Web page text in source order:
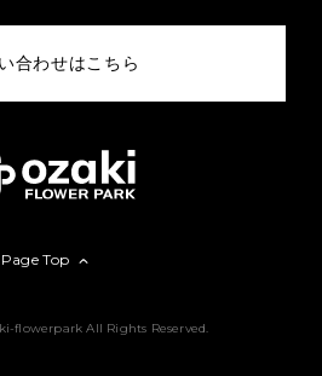
合わせはこちら
flowerpark All Rights Reserved.
Page Top